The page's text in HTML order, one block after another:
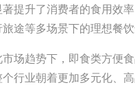
提升了消费者的食用效
途等多场景下的理想餐饮
趋势下，即食类方便食
行业朝着更加多元化、高